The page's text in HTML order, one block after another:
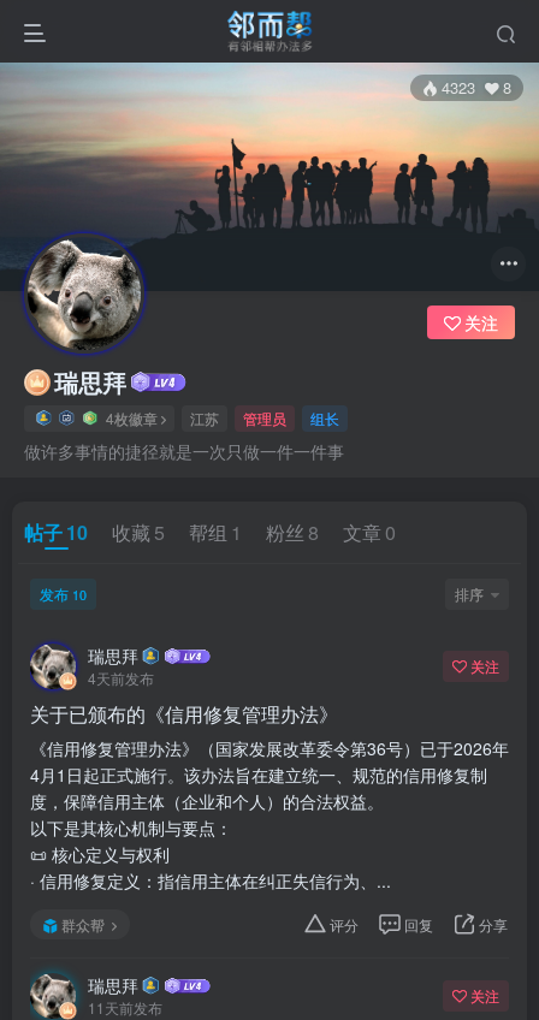
4323 8
瑞思拜
4枚徽章 江苏 管理员 组长
做许多事情的捷径就是一次只做一件一件事
关注
帖子10 收藏 5 帮组 1 粉丝 8 文章 0
发布 10 排序
瑞思拜
4天前发布
关注
关于已颁布的《信用修复管理办法》
《信用修复管理办法》（国家发展改革委令第36号）已于2026年
4月1日起正式施行。该办法旨在建立统一、规范的信用修复制
度，保障信用主体（企业和个人）的合法权益。
以下是其核心机制与要点：
📜 核心定义与权利
· 信用修复定义：指信用主体在纠正失信行为、...
群众帮 评分 回复 分享
瑞思拜
11天前发布
关注